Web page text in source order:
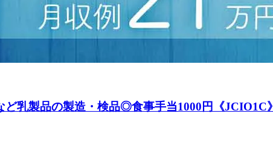
乳製品の製造・検品◎食事手当1000円《JCIO1C》